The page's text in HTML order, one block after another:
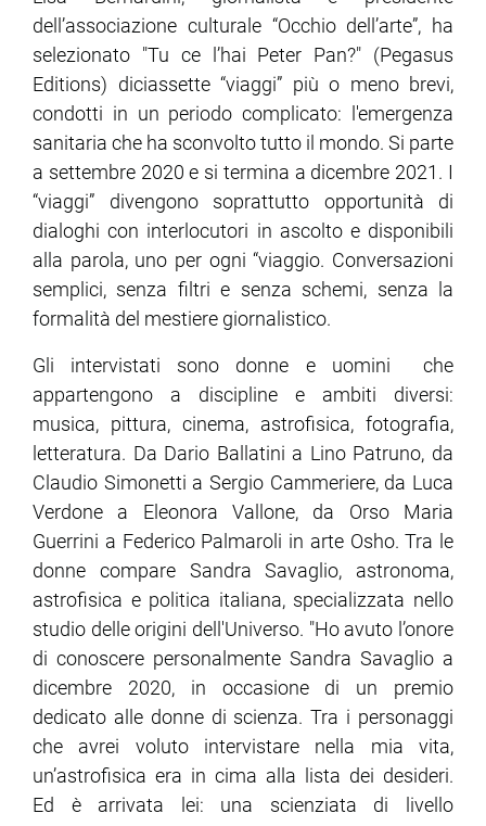
dell’associazione culturale “Occhio dell’arte”, ha
selezionato "Tu ce l’hai Peter Pan?" (Pegasus
Editions) diciassette “viaggi” più o meno brevi,
condotti in un periodo complicato: l'emergenza
sanitaria che ha sconvolto tutto il mondo. Si parte
a settembre 2020 e si termina a dicembre 2021. I
“viaggi” divengono soprattutto opportunità di
dialoghi con interlocutori in ascolto e disponibili
alla parola, uno per ogni “viaggio. Conversazioni
semplici, senza filtri e senza schemi, senza la
formalità del mestiere giornalistico.
Gli intervistati sono donne e uomini che
appartengono a discipline e ambiti diversi:
musica, pittura, cinema, astrofisica, fotografia,
letteratura. Da Dario Ballatini a Lino Patruno, da
Claudio Simonetti a Sergio Cammeriere, da Luca
Verdone a Eleonora Vallone, da Orso Maria
Guerrini a Federico Palmaroli in arte Osho. Tra le
donne compare Sandra Savaglio, astronoma,
astrofisica e politica italiana, specializzata nello
studio delle origini dell'Universo. "Ho avuto l’onore
di conoscere personalmente Sandra Savaglio a
dicembre 2020, in occasione di un premio
dedicato alle donne di scienza. Tra i personaggi
che avrei voluto intervistare nella mia vita,
un’astrofisica era in cima alla lista dei desideri.
Ed è arrivata lei: una scienziata di livello